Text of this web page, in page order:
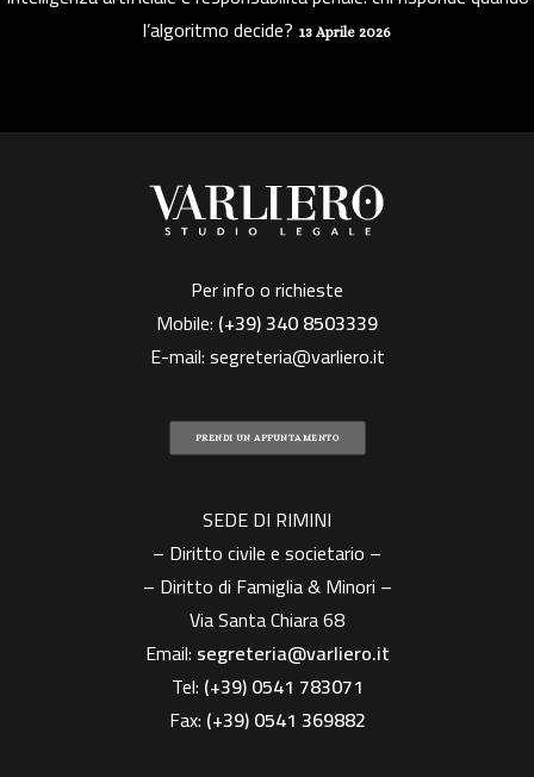
l’algoritmo decide? 13 Aprile 2026
Per info o richieste
Mobile: (+39)340 8503339
E-mail:segreteria@varliero.it
PRENDI UN APPUNTAMENTO
SEDE DI RIMINI
– Diritto civile e societario –
– Diritto di Famiglia & Minori –
Via Santa Chiara 68
Email: segreteria@varliero.it
Tel: (+39) 0541 783071
Fax: (+39)0541 369882